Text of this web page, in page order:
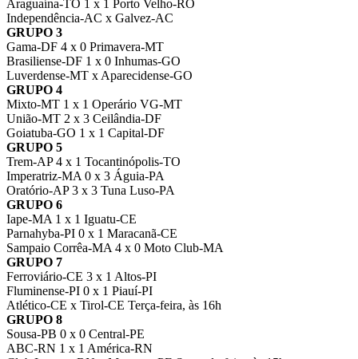
Araguaína-TO 1 x 1 Porto Velho-RO
Independência-AC x Galvez-AC
GRUPO 3
Gama-DF 4 x 0 Primavera-MT
Brasiliense-DF 1 x 0 Inhumas-GO
Luverdense-MT x Aparecidense-GO
GRUPO 4
Mixto-MT 1 x 1 Operário VG-MT
União-MT 2 x 3 Ceilândia-DF
Goiatuba-GO 1 x 1 Capital-DF
GRUPO 5
Trem-AP 4 x 1 Tocantinópolis-TO
Imperatriz-MA 0 x 3 Águia-PA
Oratório-AP 3 x 3 Tuna Luso-PA
GRUPO 6
Iape-MA 1 x 1 Iguatu-CE
Parnahyba-PI 0 x 1 Maracanã-CE
Sampaio Corrêa-MA 4 x 0 Moto Club-MA
GRUPO 7
Ferroviário-CE 3 x 1 Altos-PI
Fluminense-PI 0 x 1 Piauí-PI
Atlético-CE x Tirol-CE Terça-feira, às 16h
GRUPO 8
Sousa-PB 0 x 0 Central-PE
ABC-RN 1 x 1 América-RN